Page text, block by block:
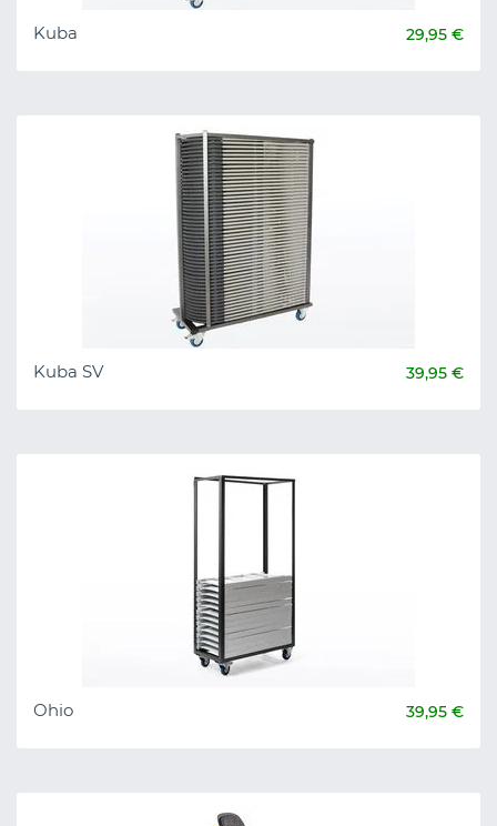
Kuba 29,95 €
Kuba SV 39,95 €
Ohio 39,95 €